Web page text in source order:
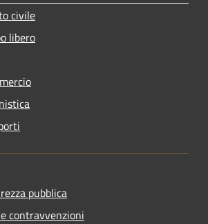
civile
libero
pubblica
contravvenzioni